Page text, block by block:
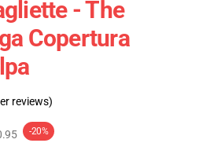
- The
Copertura
reviews)
-20%